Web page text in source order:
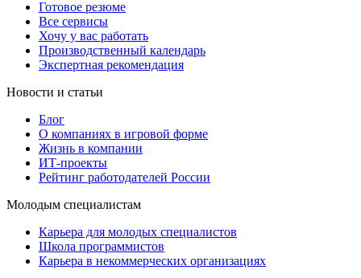
Готовое резюме
Все сервисы
Хочу у вас работать
Производственный календарь
Экспертная рекомендация
Новости и статьи
Блог
О компаниях в игровой форме
Жизнь в компании
ИТ-проекты
Рейтинг работодателей России
Молодым специалистам
Карьера для молодых специалистов
Школа программистов
Карьера в некоммерческих организациях